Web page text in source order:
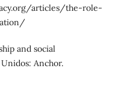
articles/the-role-
and social
Anchor.